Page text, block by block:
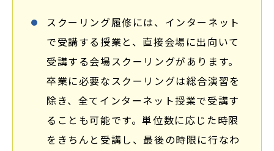
スクーリング履修には、インターネット
で受講する授業と、直接会場に出向いて
受講する会場スクーリングがあります。
卒業に必要なスクーリングは総合演習を
除き、全てインターネット授業で受講す
ることも可能です。単位数に応じた時限
をきちんと受講し、最後の時限に行なわ